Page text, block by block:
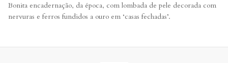
Bonita encadernação, da época, com lombada de pele decorada com
nervuras e ferros fundidos a ouro em ‘casas fechadas’.